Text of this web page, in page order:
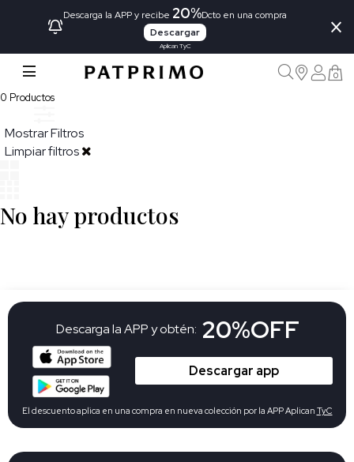
Descarga la APP y recibe 20%Dcto en una compra
Descargar
Aplican TyC
×
0
0 Productos
Mostrar Filtros
Limpiar filtros
No hay productos
Descarga la APP y obtén: 20%OFF
Descargar app
El descuento aplica en una compra en nueva colección por la APP Aplican TyC